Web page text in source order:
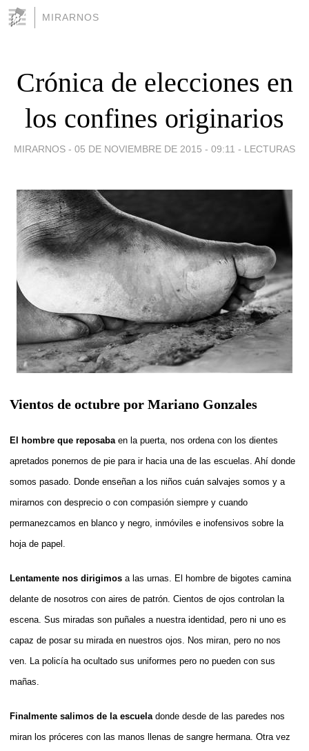
MIRARNOS
Crónica de elecciones en
los confines originarios
MIRARNOS - 05 DE NOVIEMBRE DE 2015 - 09:11 - LECTURAS
Vientos de octubre por Mariano Gonzales
El hombre que reposaba en la puerta, nos ordena con los dientes
apretados ponernos de pie para ir hacia una de las escuelas. Ahí donde
somos pasado. Donde enseñan a los niños cuán salvajes somos y a
mirarnos con desprecio o con compasión siempre y cuando
permanezcamos en blanco y negro, inmóviles e inofensivos sobre la
hoja de papel.
Lentamente nos dirigimos a las urnas. El hombre de bigotes camina
delante de nosotros con aires de patrón. Cientos de ojos controlan la
escena. Sus miradas son puñales a nuestra identidad, pero ni uno es
capaz de posar su mirada en nuestros ojos. Nos miran, pero no nos
ven. La policía ha ocultado sus uniformes pero no pueden con sus
mañas.
Finalmente salimos de la escuela donde desde de las paredes nos
miran los próceres con las manos llenas de sangre hermana. Otra vez